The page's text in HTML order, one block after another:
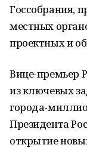
Госсобрания,
местных
проектных и
Вице-премьер
из ключевых
города-
Президента
открытие